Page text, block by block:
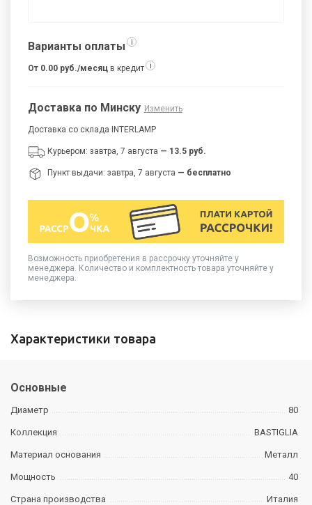
Варианты оплаты i
От 0.00 руб./месяц в кредит i
Доставка по Минску Изменить
Доставка со склада INTERLAMP
Курьером: завтра, 7 августа — 13.5 руб.
Пункт выдачи: завтра, 7 августа — бесплатно
Возможность приобретения в рассрочку уточняйте у
менеджера. Количество и комплектность товара уточняйте у
менеджера.
Характеристики товара
Основные
Диаметр 80
Коллекция BASTIGLIA
Материал основания Металл
Мощность 40
Страна производства Италия